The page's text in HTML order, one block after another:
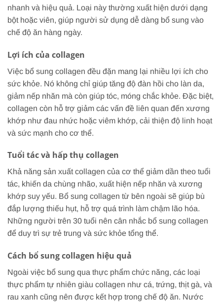
nhanh và hiệu quả. Loại này thường xuất hiện dưới dạng
bột hoặc viên, giúp người sử dụng dễ dàng bổ sung vào
chế độ ăn hàng ngày.
Lợi ích của collagen
Việc bổ sung collagen đều đặn mang lại nhiều lợi ích cho
sức khỏe. Nó không chỉ giúp tăng độ đàn hồi cho làn da,
giảm nếp nhăn mà còn giúp tóc, móng chắc khỏe. Đặc biệt,
collagen còn hỗ trợ giảm các vấn đề liên quan đến xương
khớp như đau nhức hoặc viêm khớp, cải thiện độ linh hoạt
và sức mạnh cho cơ thể.
Tuổi tác và hấp thụ collagen
Khả năng sản xuất collagen của cơ thể giảm dần theo tuổi
tác, khiến da chùng nhão, xuất hiện nếp nhăn và xương
khớp suy yếu. Bổ sung collagen từ bên ngoài sẽ giúp bù
đắp lượng thiếu hụt, hỗ trợ quá trình làm chậm lão hóa.
Những người trên 30 tuổi nên cân nhắc bổ sung collagen
để duy trì sự trẻ trung và sức khỏe tổng thể.
Cách bổ sung collagen hiệu quả
Ngoài việc bổ sung qua thực phẩm chức năng, các loại
thực phẩm tự nhiên giàu collagen như cá, trứng, thịt gà, và
rau xanh cũng nên được kết hợp trong chế độ ăn. Nước